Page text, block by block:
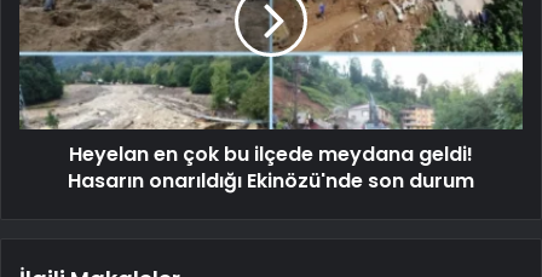
Heyelan en çok bu ilçede meydana geldi!
Hasarın onarıldığı Ekinözü'nde son durum